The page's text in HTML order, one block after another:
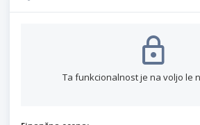
Ta funkcionalnost je na voljo le